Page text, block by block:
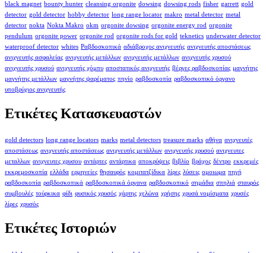
black magnet bounty hunter cleansing orgonite dowsing dowsing rods fisher garrett gold
detector gold detector hobby detector long range locator makro metal detector metal
detector nokta Nokta Makro okm orgonite dowsing orgonite energy rod orgonite
pendulum orgonite power orgonite rod orgonite rods for gold teknetics underwater detector
waterproof detector whites Ραβδοσκοπικά αδιάβροχος ανιχνευτής ανιχνευτής αποστάσεως
ανιχνευτής ασφαλείας ανιχνευτής μετάλλων ανιχνευτής μετάλλων ανιχνευτής χρυσού
ανιχνευτής χρυσού ανιχνευτής χόμπυ αποστατικός ανιχνευτής βέργες ραβδοσκοπίας μαγνήτης
μαγνήτης μετάλλων μαγνήτης ψαρέματος πηνίο ραβδοσκοπία ραβδοσκοπικό όργανο
υποβρύχιος ανιχνευτής
Ετικέτες Κατασκευαστών
gold detectors long range locators marks metal detectors treasure marks αθήνα ανιχνευτές
αποστάσεως ανιχνευτής αποστάσεως ανιχνευτής μετάλλων ανιχνευτής χρυσού ανιχνευτες
μεταλλων ανιχνευτες χρυσου αντάρτες αντάρτικα αποκρύψεις βιβλίο βράχος δέντρο εκκρεμές
εκκρεμοσκοπία ελλάδα ερμηνείες θησαυρός κομιτατζίδικα λίρες λύσεις ομοιωμα πηγή
ραβδοσκοπία ραβδοσκοπικά ραβδοσκοπικά όργανα ραβδοσκοπικό σημάδια σπηλιά σταυρός
συμβουλές τούρκικα φίδι φυσικός χρυσός χάρτης χελώνα χρήσης χρυσά νομίσματα χρυσές
λίρες χρυσός
Ετικέτες Ιστοριών